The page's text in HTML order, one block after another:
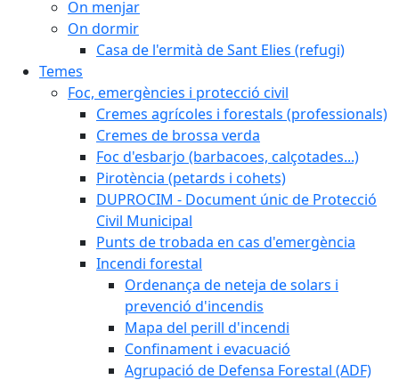
On menjar
On dormir
Casa de l'ermità de Sant Elies (refugi)
Temes
Foc, emergències i protecció civil
Cremes agrícoles i forestals (professionals)
Cremes de brossa verda
Foc d'esbarjo (barbacoes, calçotades...)
Pirotència (petards i cohets)
DUPROCIM - Document únic de Protecció
Civil Municipal
Punts de trobada en cas d'emergència
Incendi forestal
Ordenança de neteja de solars i
prevenció d'incendis
Mapa del perill d'incendi
Confinament i evacuació
Agrupació de Defensa Forestal (ADF)